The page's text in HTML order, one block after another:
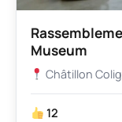
Museum
Châtillon
12